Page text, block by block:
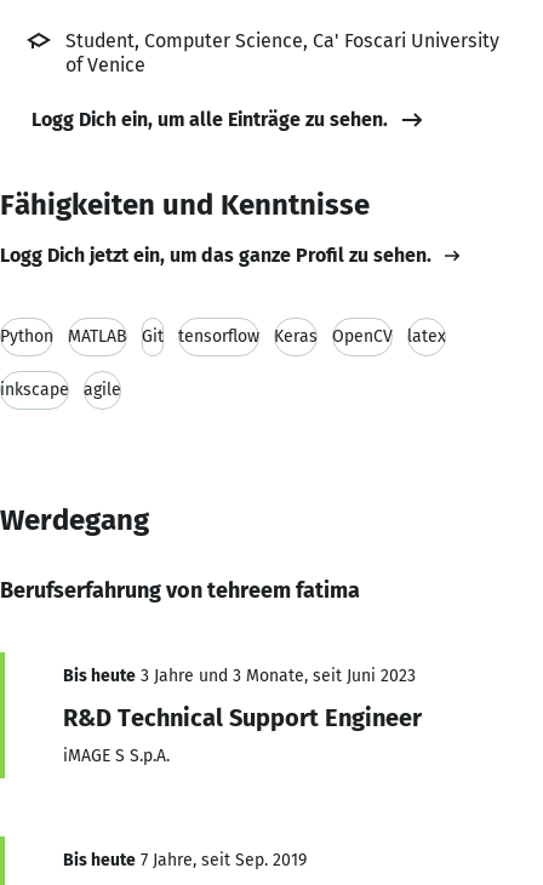
Student, Computer Science, Ca' Foscari University
of Venice
Logg Dich ein, um alle Einträge zu sehen.
Fähigkeiten und Kenntnisse
Logg Dich jetzt ein, um das ganze Profil zu sehen.
Python MATLAB Git tensorflow Keras OpenCV latex
inkscape agile
Werdegang
Berufserfahrung von tehreem fatima
Bis heute 3 Jahre und 3 Monate, seit Juni 2023
R&D Technical Support Engineer
iMAGE S S.p.A.
Bis heute 7 Jahre, seit Sep. 2019